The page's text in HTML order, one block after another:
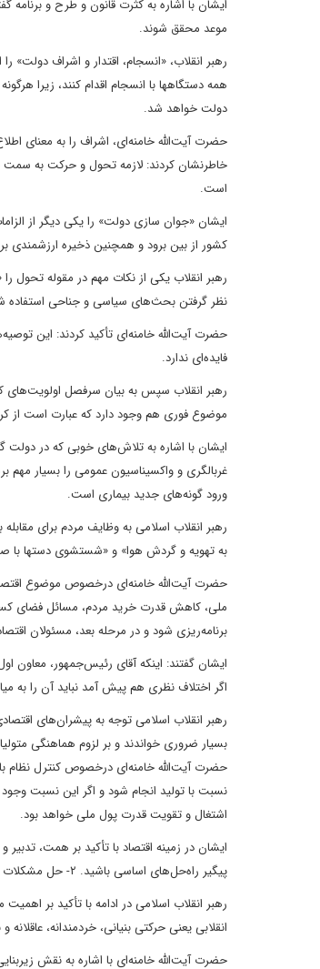
ایشان با اشاره به کثرت قانون و طرح و برنامه
موعد محقق شوند.
رهبر انقلاب، «انسجام، اقتدار و اشراف
همه دستگاهها با انسجام اقدام کنند، زیرا
دولت خواهد شد.
حضرت آیت‌الله خامنه‌ای، اشراف را به معنای
خاطرنشان کردند: لازمه تحول و حرکت به سمت
است.
ایشان «جوان سازی دولت» را یکی دیگر از
کشور از بین برود و همچنین ذخیره ارزشمندی
رهبر انقلاب یکی از نکات مهم در مقوله تحول
نظر گرفتن بحث‌های سیاسی و جناحی استفاده
حضرت آیت‌الله خامنه‌ای تأکید کردند: این
فایده‌ای ندارد.
رهبر انقلاب سپس به بیان سرفصل اولویت‌های
موضوع فوری هم وجود دارد که عبارت است از
ایشان با اشاره به تلاش‌های خوبی که در
غربالگری و واکسیناسیون عمومی را بسیار
ورود گونه‌های جدید بیماری است.
رهبر انقلاب اسلامی به وظایف مردم برای
به تهویه و گردش هوا» و «شستشوی دستها با
حضرت آیت‌الله خامنه‌ای درخصوص موضوع
ملی، کاهش قدرت خرید مردم، مسائل فضای کسب
برنامه‌ریزی شود و در مرحله بعد، مسئولان
ایشان گفتند: اینکه آقای رئیس‌جمهور،
اگر اختلاف نظری هم پیش آمد نباید آن را به
رهبر انقلاب اسلامی توجه به پیشران‌های
بسیار ضروری خواندند و بر لزوم هماهنگی
حضرت آیت‌الله خامنه‌ای درخصوص کنترل نظام
نسبت با تولید انجام شود و اگر این نسبت
اشتغال و تقویت قدرت پول ملی خواهد بود.
پیگیر راه‌حل‌های اساسی باشید. ۲- حل مشکلات اقتصادی را موکول به رفع تحریم‌ها نکنید و برنامه‌ریزی‌ها برای رفع مشکلات با فرض وجود تحریم‌ها انجام شود.
رهبر انقلاب اسلامی در ادامه با تأکید بر
انقلابی یعنی حرکتی بنیانی، خردمندانه،
حضرت آیت‌الله خامنه‌ای با اشاره به نقش